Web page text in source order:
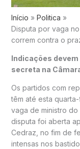
Início
Politica
Disputa por vaga
correm contra o
Indicações
secreta na
Os partidos com
têm até esta
vaga de ministro do
disputa foi aberta
Cedraz , no fim de
intensas nos